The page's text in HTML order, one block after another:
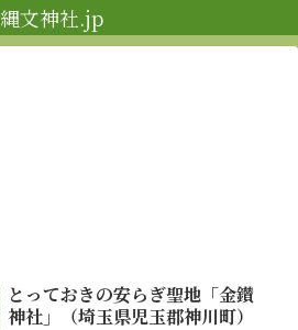
縄文神社.jp
とっておきの安らぎ聖地「金鑚
神社」（埼玉県児玉郡神川町）